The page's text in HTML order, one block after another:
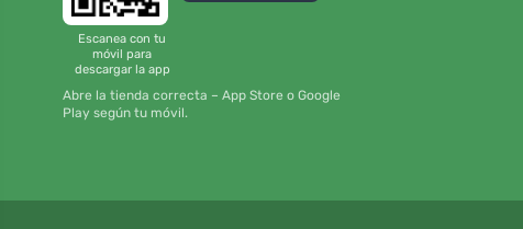
Escanea con tu
móvil para
descargar la app
Abre la tienda correcta – App Store o Google
Play según tu móvil.